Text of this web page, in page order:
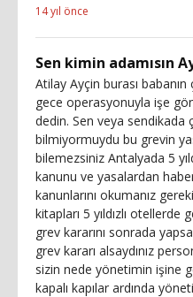
14 yıl önce
Sen kimin adamısın
Atilay Ayçin burası
gece operasyonuyla işe
dedin. Sen veya sendikada
bilmiyormuydu bu grevin
bilemezsiniz Antalyada 5
kanunu ve yasalardan
kanunlarını okumanız
kitapları 5 yıldızlı otellerde
grev kararını sonrada
grev kararı alsaydınız
sizin nede yönetimin işine
kapalı kapılar ardında